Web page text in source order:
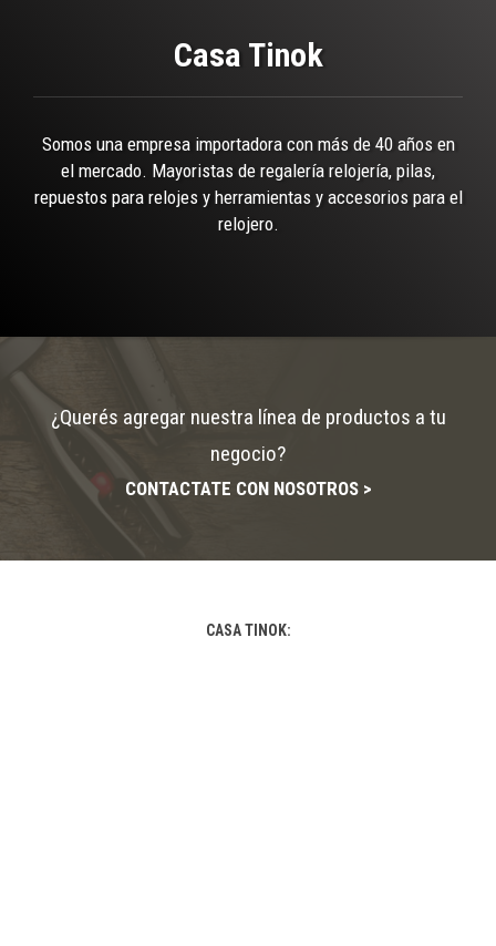
Casa Tinok
Somos una empresa importadora con más de 40 años en
el mercado. Mayoristas de regalería relojería, pilas,
repuestos para relojes y herramientas y accesorios para el
relojero.
¿Querés agregar nuestra línea de productos a tu
negocio?
CONTACTATE CON NOSOTROS >
CASA TINOK: